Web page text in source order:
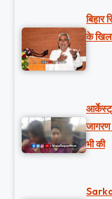
बिहार
के
भी की